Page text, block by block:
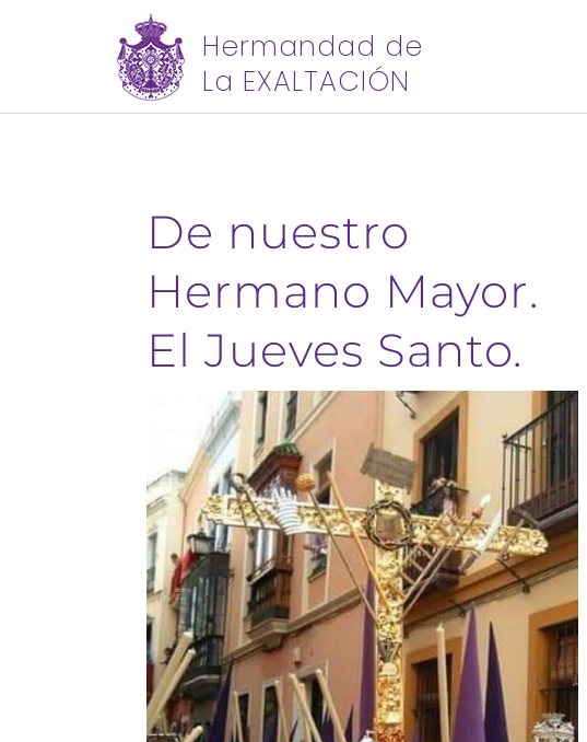
Hermandad de
La EXALTACIÓN
De nuestro
Hermano Mayor.
El Jueves Santo.